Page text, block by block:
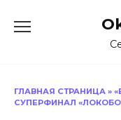
ГЛАВНАЯ СТРАНИЦА »
СУПЕРФИНАЛ